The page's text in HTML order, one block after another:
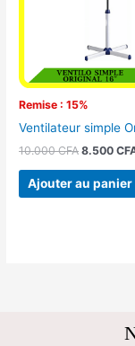
Remise : 15%
Ventilateur simple
10.000CFA 8.500
Ajouter au panier